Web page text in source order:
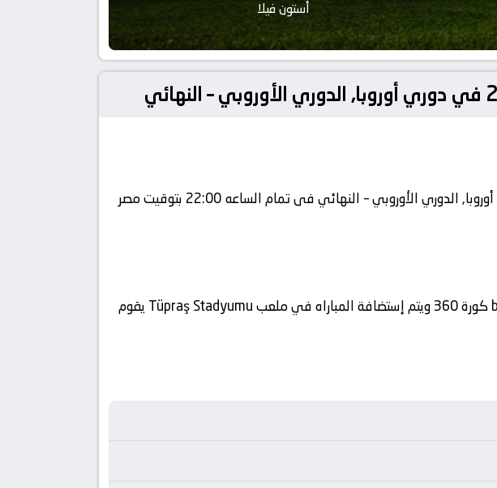
أستون فيلا
يلا شوت يلتقى اليوم 2026-05-20 كلا من نادى فرايبورج و نادي أستون فيلا فى بطولة أوروبا, الدوري الأوروبي – النهائي فى تمام الساعه 22:00 بتوقيت مصر
في العارضة تنقل أحداث المباراة في الوطن العربي فضائيا على قناة beIN SPORTS HD 1 كورة 360 ويتم إستضافة المباراه في ملعب Tüpraş Stadyumu يقوم